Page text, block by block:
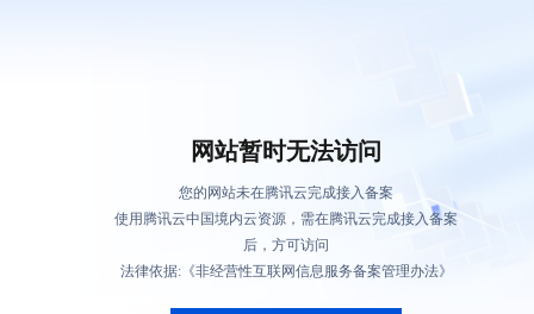
网站暂时无法访问
您的网站未在腾讯云完成接入备案
使用腾讯云中国境内云资源，需在腾讯云完成接入备案
后，方可访问
法律依据:《非经营性互联网信息服务备案管理办法》